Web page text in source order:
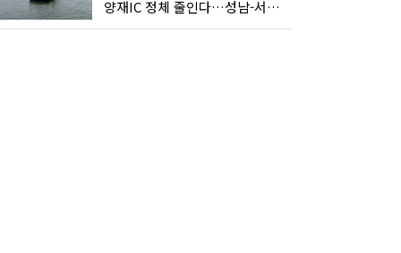
양재IC 정체 줄인다…성남-서초 고속도로 2029년 착공